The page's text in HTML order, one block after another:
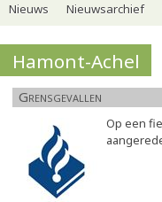
Nieuws Nieuwsarchief
Hamont-Achel
Grensgevallen
Op een